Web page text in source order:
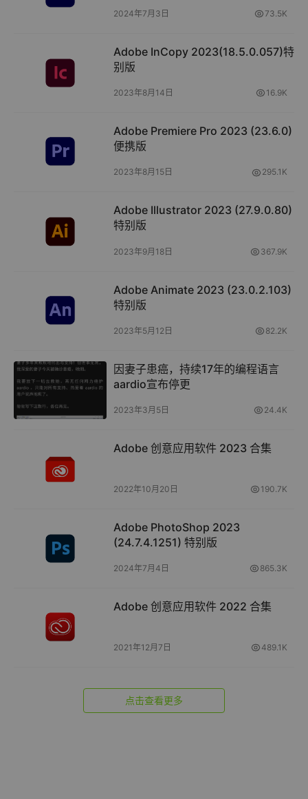
2024年7月3日 73.5K
Adobe InCopy 2023(18.5.0.057)特
别版
2023年8月14日 16.9K
Adobe Premiere Pro 2023 (23.6.0)
便携版
2023年8月15日 295.1K
Adobe Illustrator 2023 (27.9.0.80)
特别版
2023年9月18日 367.9K
Adobe Animate 2023 (23.0.2.103)
特别版
2023年5月12日 82.2K
因妻子患癌，持续17年的编程语言
aardio宣布停更
2023年3月5日 24.4K
Adobe 创意应用软件 2023 合集
2022年10月20日 190.7K
Adobe PhotoShop 2023
(24.7.4.1251) 特别版
2024年7月4日 865.3K
Adobe 创意应用软件 2022 合集
2021年12月7日 489.1K
点击查看更多